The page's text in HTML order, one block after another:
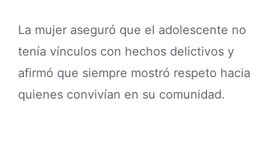
La mujer aseguró que el adolescente no
tenía vínculos con hechos delictivos y
afirmó que siempre mostró respeto hacia
quienes convivían en su comunidad.